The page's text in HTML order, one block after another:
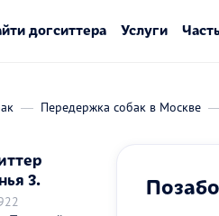
догситтера Услуги
Передержка собак в Москве
З.